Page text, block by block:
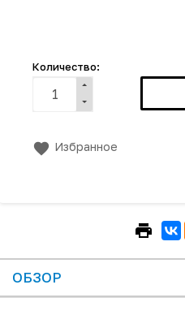
Количество:
Избранное
ОБЗОР